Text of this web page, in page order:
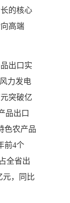
的核心
高端
出口实
力发电
突破亿
品出口
色农产品
前4个
全省出
元，同比